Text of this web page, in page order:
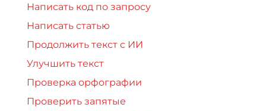
Написать код по запросу
Написать статью
Продолжить текст с ИИ
Улучшить текст
Проверка орфографии
Проверить запятые